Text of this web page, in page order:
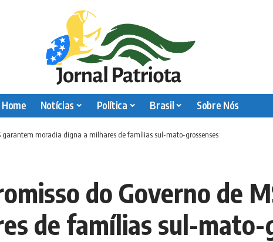
Home Notícias Política Brasil Sobre Nós
garantem moradia digna a milhares de famílias sul-mato-grossenses
do Governo de
de famílias sul-mato-